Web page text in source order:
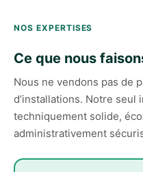
NOS EXPERTISES
Ce que nous
Nous ne vendons pas de
d’installations. Notre
techniquement solide,
administrativement